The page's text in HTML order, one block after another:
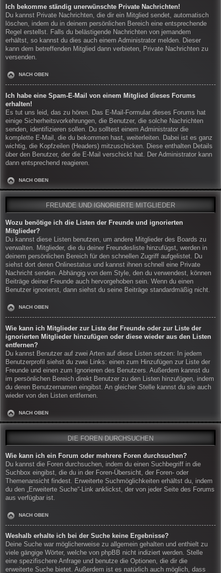
Ich bekomme ständig unerwünschte Private Nachrichten!
Du kannst Private Nachrichten, die dir ein Mitglied sendet, automatisch
löschen, indem du in deinem persönlichen Bereich eine entsprechende
Regel erstellst. Falls du belästigende Nachrichten von jemandem
erhältst, so kannst du dies auch einem Administrator melden. Dieser
kann dem betreffenden Mitglied dann verbieten, Private Nachrichten zu
versenden.
NACH OBEN
Ich habe eine Spam-E-Mail von einem Mitglied dieses Forums
erhalten!
Es tut uns leid, das zu hören. Das E-Mail-Formular dieses Forums hat
einige Sicherheitsvorkehrungen, die Benutzer, die solche Nachrichten
senden, identifizieren sollen. Du solltest einem Administrator die
komplette E-Mail, die du bekommen hast, weiterleiten. Dabei ist es ganz
wichtig, die Kopfzeilen (Headers) mitzuschicken. Diese enthalten Details
über den Benutzer, der die E-Mail verschickt hat. Der Administrator kann
dann entsprechend reagieren.
NACH OBEN
FREUNDE UND IGNORIERTE MITGLIEDER
Wozu benötige ich die Listen der Freunde und ignorierten
Mitglieder?
Du kannst diese Listen benutzen, um andere Mitglieder des Boards zu
verwalten. Mitglieder, die du deiner Freundesliste hinzufügst, werden in
deinem persönlichen Bereich für den schnellen Zugriff aufgelistet. Du
siehst dort deren Onlinestatus und kannst ihnen schnell eine Private
Nachricht senden. Abhängig von dem Style, den du verwendest, können
Beiträge deiner Freunde auch hervorgehoben sein. Wenn du einen
Benutzer ignorierst, dann siehst du seine Beiträge standardmäßig nicht.
NACH OBEN
Wie kann ich Mitglieder zur Liste der Freunde oder zur Liste der
ignorierten Mitglieder hinzufügen oder diese wieder aus den Listen
entfernen?
Du kannst Benutzer auf zwei Arten auf diese Listen setzen: In jedem
Benutzerprofil siehst du zwei Links: einen zum Hinzufügen zur Liste der
Freunde und einen zum Ignorieren des Benutzers. Außerdem kannst du
im persönlichen Bereich direkt Benutzer zu den Listen hinzufügen, indem
du deren Benutzernamen eingibst. An gleicher Stelle kannst du sie auch
wieder von den Listen entfernen.
NACH OBEN
DIE FOREN DURCHSUCHEN
Wie kann ich ein Forum oder mehrere Foren durchsuchen?
Du kannst die Foren durchsuchen, indem du einen Suchbegriff in die
Suchbox eingibst, die du in der Foren-Übersicht, der Foren- oder
Themenansicht findest. Erweiterte Suchmöglichkeiten erhältst du, indem
du den „Erweiterte Suche“-Link anklickst, der von jeder Seite des Forums
aus verfügbar ist.
NACH OBEN
Weshalb erhalte ich bei der Suche keine Ergebnisse?
Deine Suche war möglicherweise zu allgemein gehalten und enthielt zu
viele gängige Wörter, welche von phpBB nicht indiziert werden. Stelle
eine spezifischere Anfrage und benutze die Optionen, die dir die
erweiterte Suche bietet. Außerdem ist es natürlich auch möglich, dass